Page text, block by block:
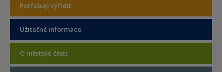
Potřebuji vyřídit
Užitečné informace
O městské části